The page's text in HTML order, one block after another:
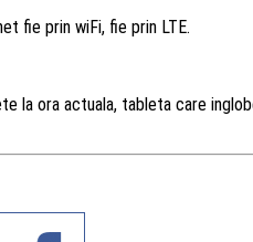
fie prin wiFi, fie prin LTE.
ora actuala, tableta care